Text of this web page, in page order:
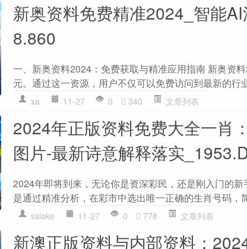
新奥资料免费精准2024_智能
8.860
一、新奥资料2024：免费获取与精准应用指南 新奥资
元。通过这一资源，用户不仅可以免费访问到最新的行
xa 11-27 0 340 文章列表
2024年正版资料免费大全一肖
图片-最新诗意解释落实
2024年即将到来，无论你是资深彩民，还是刚入门的新
是通过精准分析，在彩市中选出唯一正确的生肖号码，
sslake 11-27 0 778 文章列表
新澳正版资料与内部资料：